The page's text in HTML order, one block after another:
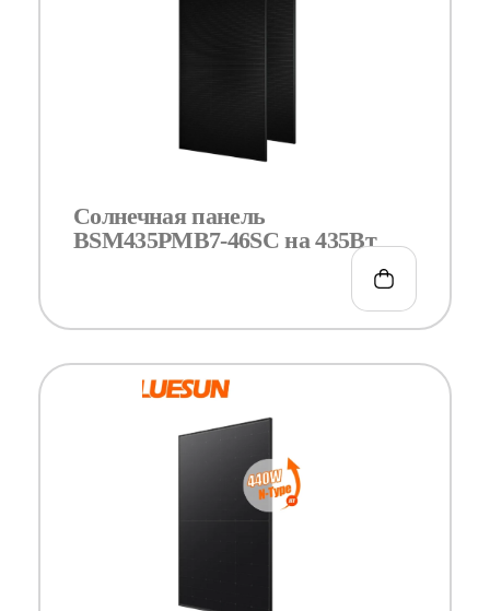
Солнечная панель
BSM435PMB7-46SC на 435Вт
€0.00